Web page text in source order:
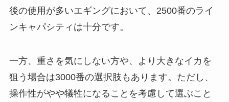
後の使用が多いエギングにおいて、2500番のライ
ンキャパシティは十分です。
一方、重さを気にしない方や、より大きなイカを
狙う場合は3000番の選択肢もあります。ただし、
操作性がやや犠牲になることを考慮して選ぶこと